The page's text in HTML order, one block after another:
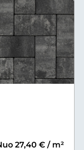
27,40 € / m²